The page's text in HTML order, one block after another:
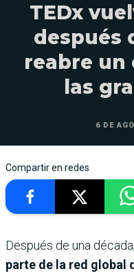
TEDx
después
reabre un
las
6 DE
Compartir en redes
Después de una década,
parte de la red global